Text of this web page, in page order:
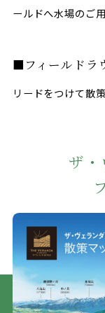
ールドへ水場のご
フィールドラ
リードをつけて散
ザ